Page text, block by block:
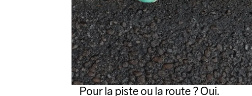
Pour la piste ou la route ? Oui.